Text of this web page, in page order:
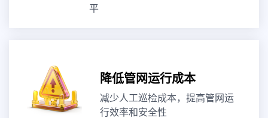
平
降低管网运行成本
减少人工巡检成本，提高管网运
行效率和安全性